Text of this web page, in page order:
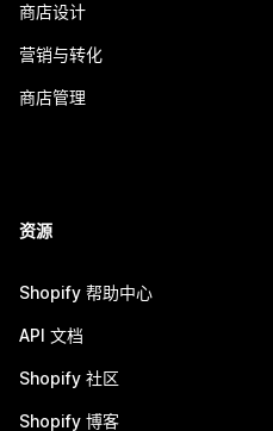
商店设计
营销与转化
商店管理
资源
Shopify 帮助中心
API 文档
Shopify 社区
Shopify 博客